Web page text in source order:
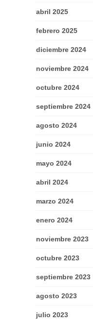
abril 2025
febrero 2025
diciembre 2024
noviembre 2024
octubre 2024
septiembre 2024
agosto 2024
junio 2024
mayo 2024
abril 2024
marzo 2024
enero 2024
noviembre 2023
octubre 2023
septiembre 2023
agosto 2023
julio 2023